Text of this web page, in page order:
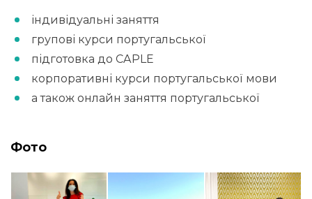
індивідуальні заняття
групові курси португальської
підготовка до CAPLE
корпоративні курси португальської мови
а також онлайн заняття португальської
Фото